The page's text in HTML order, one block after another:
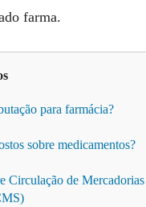
farma.
para farmácia?
sobre medicamentos?
Circulação de